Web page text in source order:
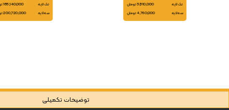
تک لایه
3,810,000 تومان
سه لایه
4,760,000 تومان
تک لایه
185,140,000 تومان
سه لایه
200,720,000 تومان
توضیحات تکمیلی